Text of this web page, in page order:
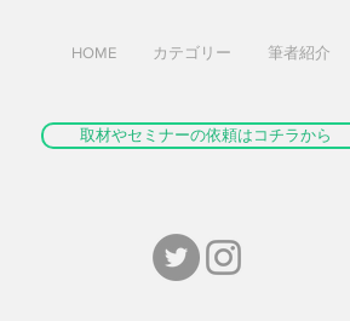
HOME カテゴリー 筆者紹介
取材やセミナーの依頼はコチラから